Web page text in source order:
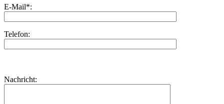
E-Mail*:
Telefon:
dieses
lasse
Nachricht: